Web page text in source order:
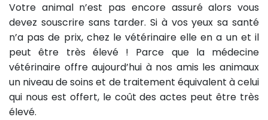
Votre animal n’est pas encore assuré alors vous
devez souscrire sans tarder. Si à vos yeux sa santé
n’a pas de prix, chez le vétérinaire elle en a un et il
peut être très élevé ! Parce que la médecine
vétérinaire offre aujourd’hui à nos amis les animaux
un niveau de soins et de traitement équivalent à celui
qui nous est offert, le coût des actes peut être très
élevé.